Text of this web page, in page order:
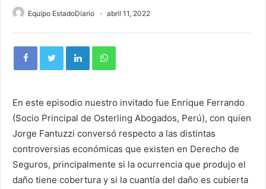
Equipo EstadoDiario abril 11, 2022
En este episodio nuestro invitado fue Enrique Ferrando
(Socio Principal de Osterling Abogados, Perú), con quien
Jorge Fantuzzi conversó respecto a las distintas
controversias económicas que existen en Derecho de
Seguros, principalmente si la ocurrencia que produjo el
daño tiene cobertura y si la cuantía del daño es cubierta